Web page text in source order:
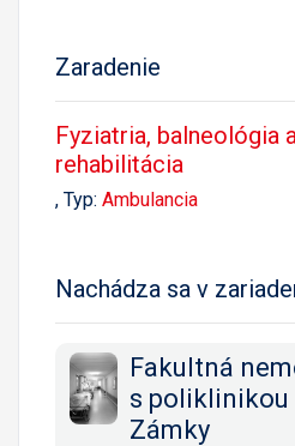
Zaradenie
Fyziatria, balneológia
rehabilitácia
, Typ: Ambulancia
Nachádza sa v
Fakultná
s poliklinikou
Zámky